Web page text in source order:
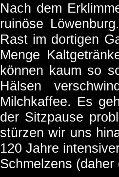
Nach dem
ruinöse
Rast im dortigen
Menge
können kaum so
Hälsen
Milchkaffee. Es
der Sitzpause
stürzen wir uns
120 Jahre
Schmelzens